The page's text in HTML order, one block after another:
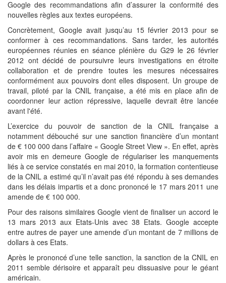
Google des recommandations afin d’assurer la conformité des
nouvelles règles aux textes européens.
Concrètement, Google avait jusqu’au 15 février 2013 pour se
conformer à ces recommandations. Sans tarder, les autorités
européennes réunies en séance plénière du G29 le 26 février
2012 ont décidé de poursuivre leurs investigations en étroite
collaboration et de prendre toutes les mesures nécessaires
conformément aux pouvoirs dont elles disposent. Un groupe de
travail, piloté par la CNIL française, a été mis en place afin de
coordonner leur action répressive, laquelle devrait être lancée
avant l'été.
L’exercice du pouvoir de sanction de la CNIL française a
notamment débouché sur une sanction financière d’un montant
de € 100 000 dans l’affaire « Google Street View ». En effet, après
avoir mis en demeure Google de régulariser les manquements
liés à ce service constatés en mai 2010, la formation contentieuse
de la CNIL a estimé qu’il n’avait pas été répondu à ses demandes
dans les délais impartis et a donc prononcé le 17 mars 2011 une
amende de € 100 000.
Pour des raisons similaires Google vient de finaliser un accord le
13 mars 2013 aux Etats-Unis avec 38 Etats. Google accepte
entre autres de payer une amende d’un montant de 7 millions de
dollars à ces Etats.
Après le prononcé d’une telle sanction, la sanction de la CNIL en
2011 semble dérisoire et apparaît peu dissuasive pour le géant
américain.